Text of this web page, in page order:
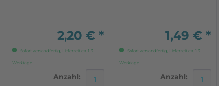
2,20 € *
Sofort versandfertig, Lieferzeit ca. 1-3
Werktage
Anzahl:
1,49 € *
Sofort versandfertig, Lieferzeit ca. 1-3
Werktage
Anzahl: